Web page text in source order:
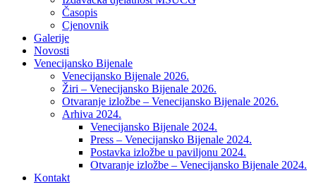
Časopis
Cjenovnik
Galerije
Novosti
Venecijansko Bijenale
Venecijansko Bijenale 2026.
Žiri – Venecijansko Bijenale 2026.
Otvaranje izložbe – Venecijansko Bijenale 2026.
Arhiva 2024.
Venecijansko Bijenale 2024.
Press – Venecijansko Bijenale 2024.
Postavka izložbe u paviljonu 2024.
Otvaranje izložbe – Venecijansko Bijenale 2024.
Kontakt